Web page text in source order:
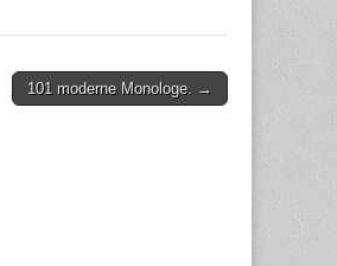
101 moderne Monologe. →